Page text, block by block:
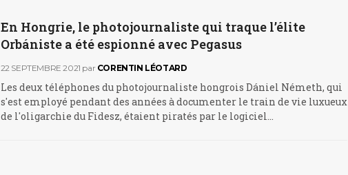
En Hongrie, le photojournaliste qui traque l’élite
Orbániste a été espionné avec Pegasus
22 SEPTEMBRE 2021 par CORENTIN LÉOTARD
Les deux téléphones du photojournaliste hongrois Dániel Németh, qui
s'est employé pendant des années à documenter le train de vie luxueux
de l'oligarchie du Fidesz, étaient piratés par le logiciel…